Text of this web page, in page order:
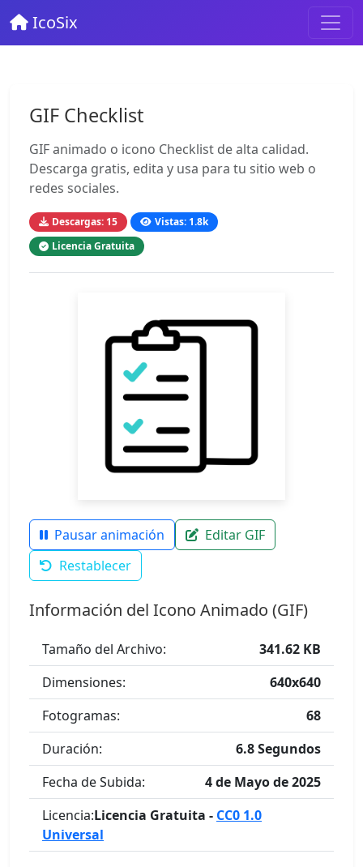
IcoSix
GIF Checklist
GIF animado o icono Checklist de alta calidad.
Descarga gratis, edita y usa para tu sitio web o
redes sociales.
Descargas: 15
Vistas: 1.8k
Licencia Gratuita
Pausar animación
Editar GIF
Restablecer
Información del Icono Animado (GIF)
Tamaño del Archivo:
341.62 KB
Dimensiones:
640x640
Fotogramas:
68
Duración:
6.8 Segundos
Fecha de Subida:
4 de Mayo de 2025
Licencia:Licencia Gratuita - CC0 1.0
Universal